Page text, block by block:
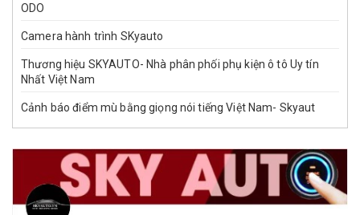
ODO
Camera hành trình SKyauto
Thương hiệu SKYAUTO- Nhà phân phối phụ kiện ô tô Uy tín
Nhất Việt Nam
Cảnh báo điểm mù bằng giọng nói tiếng Việt Nam- Skyaut